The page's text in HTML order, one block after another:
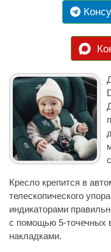
Кресло крепится в
телескопического
индикаторами
с помощью 5-точечных
накладками.